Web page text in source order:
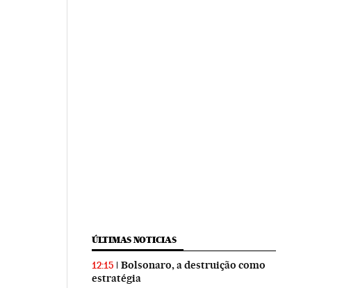
ÚLTIMAS NOTICIAS
12:15
Bolsonaro, a destruição como
estratégia